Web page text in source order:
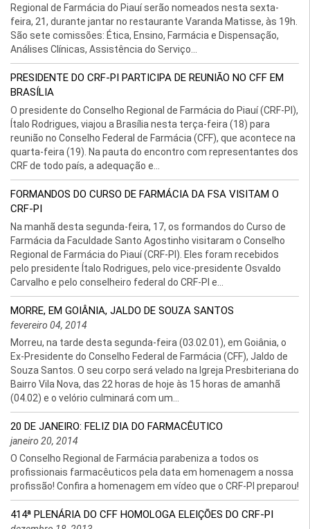
Regional de Farmácia do Piauí serão nomeados nesta sexta-
feira, 21, durante jantar no restaurante Varanda Matisse, às 19h.
São sete comissões: Ética, Ensino, Farmácia e Dispensação,
Análises Clínicas, Assistência do Serviço...
PRESIDENTE DO CRF-PI PARTICIPA DE REUNIÃO NO CFF EM
BRASÍLIA
O presidente do Conselho Regional de Farmácia do Piauí (CRF-PI),
Ítalo Rodrigues, viajou a Brasília nesta terça-feira (18) para
reunião no Conselho Federal de Farmácia (CFF), que acontece na
quarta-feira (19). Na pauta do encontro com representantes dos
CRF de todo país, a adequação e...
FORMANDOS DO CURSO DE FARMÁCIA DA FSA VISITAM O
CRF-PI
Na manhã desta segunda-feira, 17, os formandos do Curso de
Farmácia da Faculdade Santo Agostinho visitaram o Conselho
Regional de Farmácia do Piauí (CRF-PI). Eles foram recebidos
pelo presidente Ítalo Rodrigues, pelo vice-presidente Osvaldo
Carvalho e pelo conselheiro federal do CRF-PI e...
MORRE, EM GOIÂNIA, JALDO DE SOUZA SANTOS
fevereiro 04, 2014
Morreu, na tarde desta segunda-feira (03.02.01), em Goiânia, o
Ex-Presidente do Conselho Federal de Farmácia (CFF), Jaldo de
Souza Santos. O seu corpo será velado na Igreja Presbiteriana do
Bairro Vila Nova, das 22 horas de hoje às 15 horas de amanhã
(04.02) e o velório culminará com um...
20 DE JANEIRO: FELIZ DIA DO FARMACÊUTICO
janeiro 20, 2014
O Conselho Regional de Farmácia parabeniza a todos os
profissionais farmacêuticos pela data em homenagem a nossa
profissão! Confira a homenagem em vídeo que o CRF-PI preparou!
414ª PLENÁRIA DO CFF HOMOLOGA ELEIÇÕES DO CRF-PI